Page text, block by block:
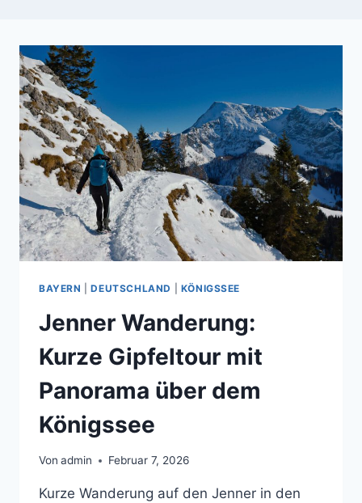
BAYERN |DEUTSCHLAND KÖNIGSSEE
Jenner Wanderung:
Kurze Gipfeltour mit
Panorama über dem
Königssee
Von admin Februar 7, 2026
Kurze Wanderung auf den Jenner in den